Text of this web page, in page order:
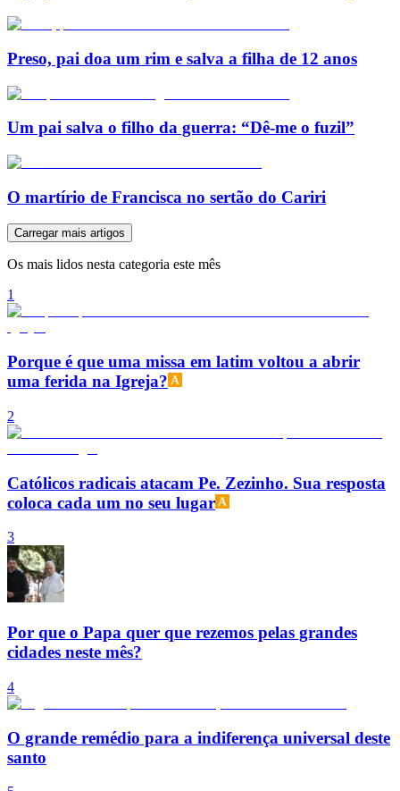
Preso, pai doa um rim e salva a filha de 12 anos
Um pai salva o filho da guerra: “Dê-me o fuzil”
O martírio de Francisca no sertão do Cariri
Carregar mais artigos
Os mais lidos nesta categoria este mês
1
Porque é que uma missa em latim voltou a abrir
uma ferida na Igreja?
2
Católicos radicais atacam Pe. Zezinho. Sua resposta
coloca cada um no seu lugar
3
Por que o Papa quer que rezemos pelas grandes
cidades neste mês?
4
O grande remédio para a indiferença universal deste
santo